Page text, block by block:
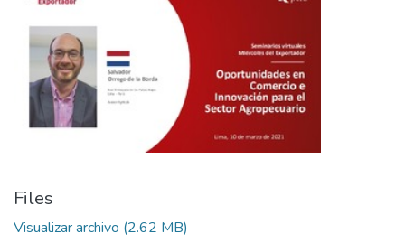
Files
Visualizar archivo (2.62 MB)